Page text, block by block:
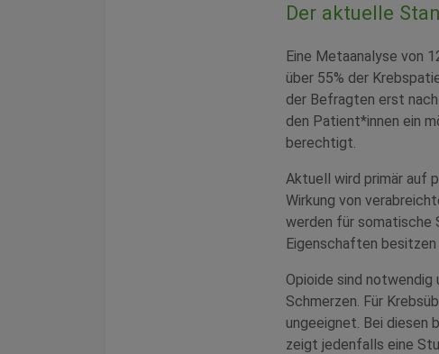
Der aktuelle
Eine Metaanalyse von
über 55% der
der Befragten erst nach
den Patient*innen ein
berechtigt.
Aktuell wird primär auf
Wirkung von
werden für somatische
Eigenschaften
Opioide sind
Schmerzen. Für
ungeeignet. Bei diesen
zeigt jedenfalls eine